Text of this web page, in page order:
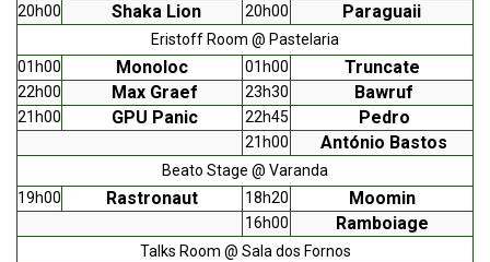
20h00 Shaka Lion 20h00 Paraguaii
Eristoff Room @ Pastelaria
01h00
Monoloc 01h00 Truncate
22h00 Max Graef 23h30 Bawruf
21h00 GPU Panic 22h45 Pedro
21h00 António Bastos
Beato Stage @ Varanda
19h00
Rastronaut 18h20 Moomin
16h00 Ramboiage
Talks Room @ Sala dos Fornos